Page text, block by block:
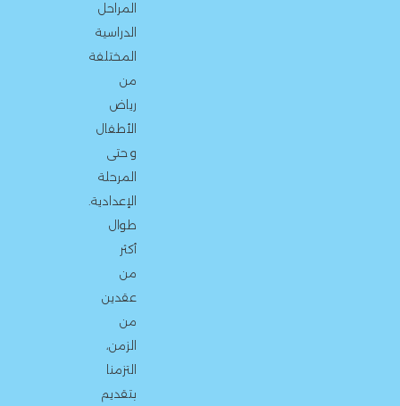
المراحل
الدراسية
المختلفة
من
رياض
الأطفال
و حتى
المرحلة
الإعدادية.
طوال
أكثر
من
عقدين
من
الزمن،
التزمنا
بتقديم